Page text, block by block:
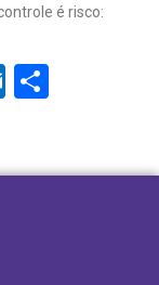
é risco: